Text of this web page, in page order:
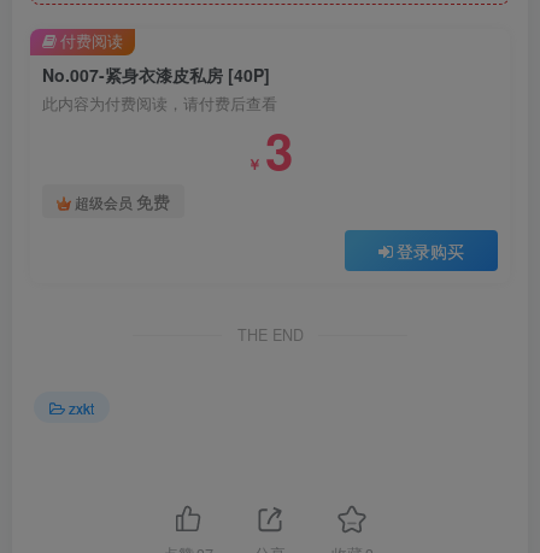
No.007-紧身衣漆皮私房 [40P]
此内容为付费阅读，请付费后查看
￥ 3
超级会员 免费
登录购买
付费阅读
THE END
zxkt